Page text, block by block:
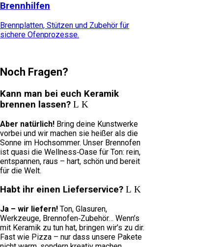
Brennhilfen
Brennplatten, Stützen und Zubehör für
sichere Ofenprozesse.
Noch Fragen?
Kann man bei euch Keramik
brennen lassen?
Aber natürlich! Bring deine Kunstwerke
vorbei und wir machen sie heißer als die
Sonne im Hochsommer. Unser Brennofen
ist quasi die Wellness‑Oase für Ton: rein,
entspannen, raus – hart, schön und bereit
für die Welt.
Habt ihr einen Lieferservice?
Ja – wir liefern! Ton, Glasuren,
Werkzeuge, Brennofen‑Zubehör… Wenn’s
mit Keramik zu tun hat, bringen wir’s zu dir.
Fast wie Pizza – nur dass unsere Pakete